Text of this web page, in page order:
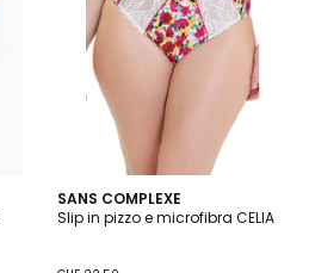
SANS COMPLEXE
Slip in pizzo e microfibra CELIA